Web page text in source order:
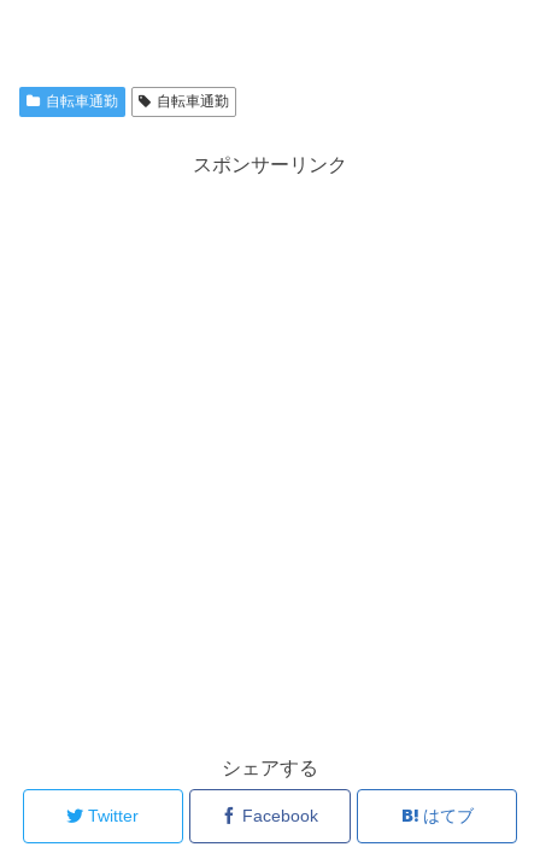
自転車通勤 自転車通勤
スポンサーリンク
シェアする
Twitter Facebook はてブ